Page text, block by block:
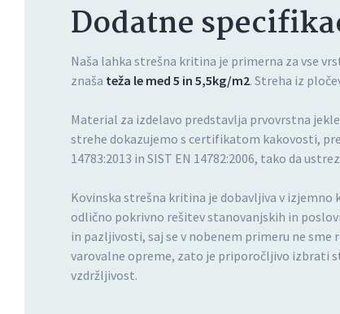
Dodatne
Naša lahka strešna kritina je primerna za vse
znaša teža le med 5 in 5,5kg/m2. Streha iz
Material za izdelavo predstavlja prvovrstna
strehe dokazujemo s certifikatom kakovosti,
14783:2013 in SIST EN 14782:2006, tako da
Kovinska strešna kritina je dobavljiva v
odlično pokrivno rešitev stanovanjskih in
in pazljivosti, saj se v nobenem primeru ne
varovalne opreme, zato je priporočljivo izbrati
vzdržljivost.